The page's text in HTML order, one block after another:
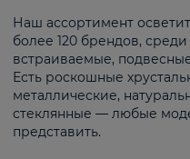
Наш ассортимент
более 120 брендов,
встраиваемые,
Есть роскошные
металлические,
стеклянные — любые
представить.